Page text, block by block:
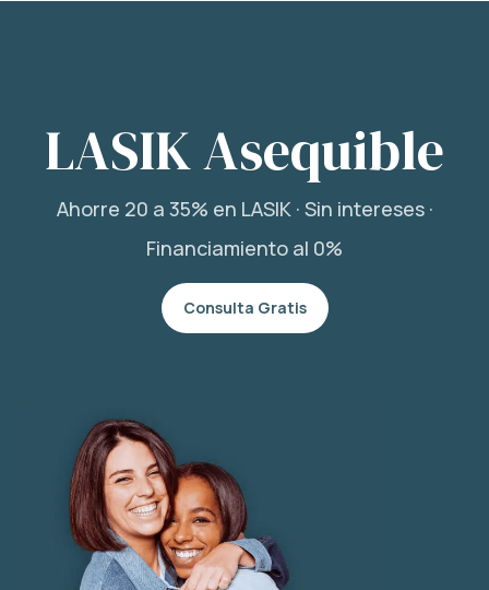
LASIK Asequible
Ahorre 20 a 35% en LASIK · Sin intereses ·
Financiamiento al 0%
Consulta Gratis